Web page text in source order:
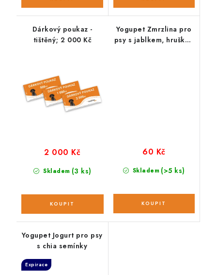
Dárkový poukaz -
tištěný; 2 000 Kč
Skladem (3 ks)
2 000 Kč
Yogupet Zmrzlina pro
psy s jablkem, hruškou
Skladem (>5 ks)
60 Kč
Yogupet Jogurt pro psy
s chia semínky
Expirace